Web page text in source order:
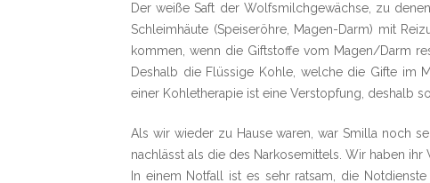
Der weiße Saft der Wolfsmilchgewächse, zu
Schleimhäute (Speiseröhre, Magen-Darm) mit
kommen, wenn die Giftstoffe vom Magen/Darm
Deshalb die Flüssige Kohle, welche die Gifte im
einer Kohletherapie ist eine Verstopfung, deshalb
Als wir wieder zu Hause waren, war Smilla noch
nachlässt als die des Narkosemittels. Wir haben
In einem Notfall ist es sehr ratsam, die